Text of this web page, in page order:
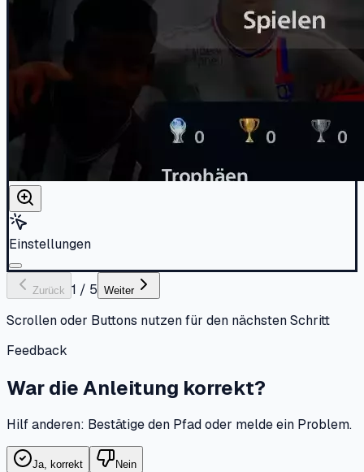
Einstellungen
Zurück 1 / 5 Weiter
Scrollen oder Buttons nutzen für den nächsten Schritt
Feedback
War die Anleitung korrekt?
Hilf anderen: Bestätige den Pfad oder melde ein Problem.
Ja, korrekt Nein